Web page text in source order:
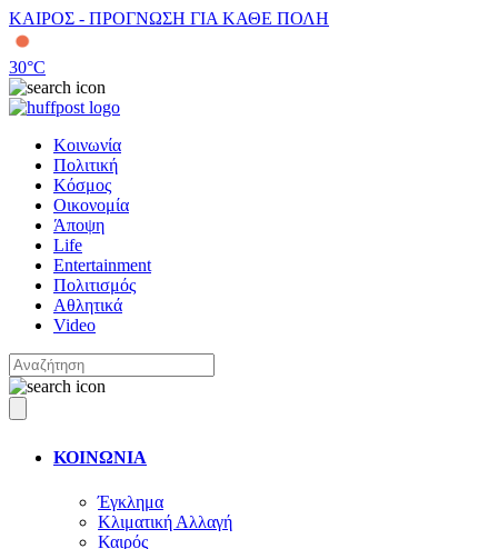
ΚΑΙΡΟΣ - ΠΡΟΓΝΩΣΗ ΓΙΑ ΚΑΘΕ ΠΟΛΗ
30°C
Κοινωνία
Πολιτική
Κόσμος
Οικονομία
Άποψη
Life
Entertainment
Πολιτισμός
Αθλητικά
Video
ΚΟΙΝΩΝΙΑ
Έγκλημα
Κλιματική Αλλαγή
Καιρός